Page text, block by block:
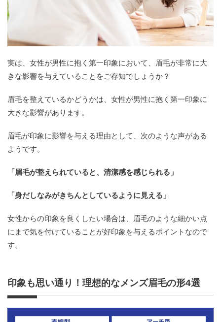
実は、女性が男性に抱く第一印象において、眉毛が非常に大
きな影響を与えていることをご存知でしょうか？
眉毛を整えているかどうかは、女性が男性に抱く第一印象に
大きな影響があります。
眉毛が印象に影響を与える理由として、次のような声がある
ようです。
「眉毛が整えられていると、清潔感を感じられる」
「身だしなみがきちんとしているように見える」
女性からの印象を良くしたい場合は、眉毛のような細かい点
にまで気を付けていることが好印象を与えるポイントなので
す。
印象も思い通り！理想的なメンズ眉毛の形4選